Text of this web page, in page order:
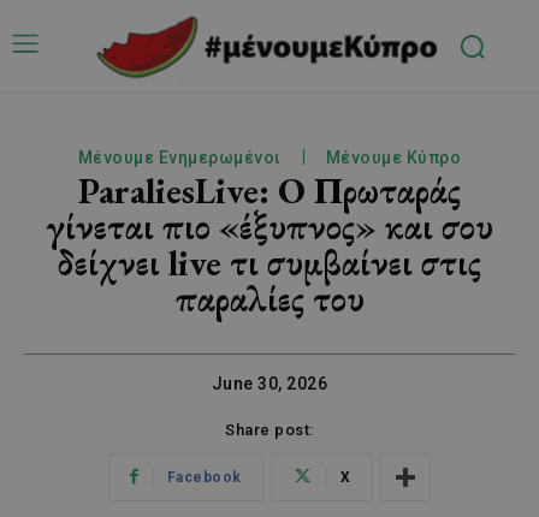
Μένουμε Ενημερωμένοι Μένουμε Κύπρο
ParaliesLive: Ο Πρωταράς
γίνεται πιο «έξυπνος» και σου
δείχνει live τι συμβαίνει στις
παραλίες του
June 30, 2026
Share post:
Facebook X